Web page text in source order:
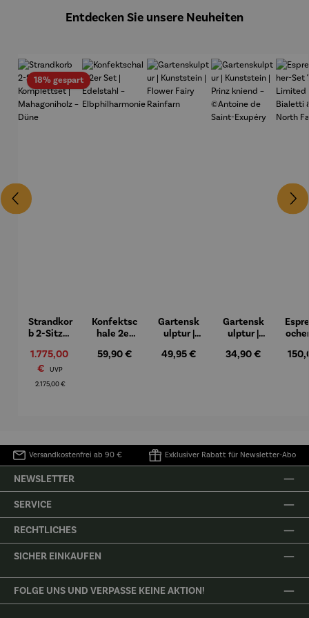
Entdecken Sie unsere Neuheiten
18% gespartRabatt
Strandkor
b 2-Sitzer
set |
Mahagoni
holz –
Verkaufspreis:
1.775,00
€
UVP
2.175,00 €
Konfektsc
hale 2er
Edelstahl
Regulärer Preis:
59,90 €
Gartensk
ulptur |
n | Flower
Regulärer Preis:
49,95 €
Gartensk
ulptur |
n | Prinz
Regulärer Preis:
34,90 €
Versandkostenfrei ab 90 € Exklusiver Rabatt für Newsletter-Abo
NEWSLETTER
SERVICE
RECHTLICHES
SICHER EINKAUFEN
FOLGE UNS UND VERPASSE KEINE AKTION!